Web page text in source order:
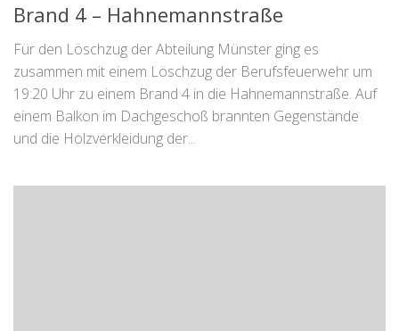
Brand 4 – Hahnemannstraße
Für den Löschzug der Abteilung Münster ging es
zusammen mit einem Löschzug der Berufsfeuerwehr um
19:20 Uhr zu einem Brand 4 in die Hahnemannstraße. Auf
einem Balkon im Dachgeschoß brannten Gegenstände
und die Holzverkleidung der...